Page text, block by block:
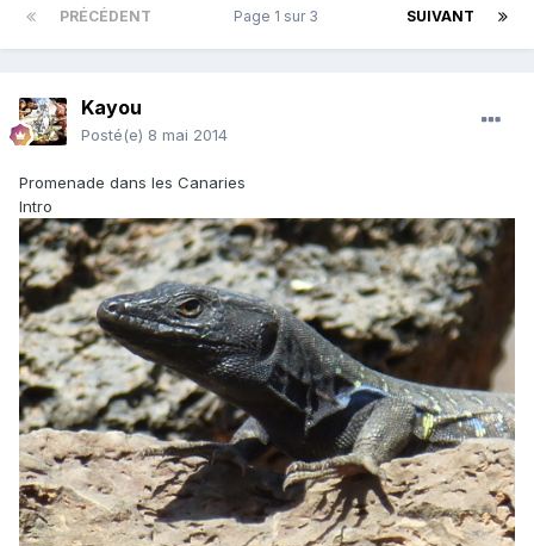
PRÉCÉDENT SUIVANT
Page 1 sur 3
Kayou
Posté(e) 8 mai 2014
Promenade dans les Canaries
Intro